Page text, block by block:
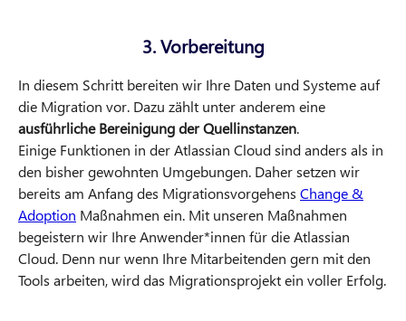
3. Vorbereitung
In diesem Schritt bereiten wir Ihre Daten und Systeme auf
die Migration vor. Dazu zählt unter anderem eine
ausführliche Bereinigung der Quellinstanzen.
Einige Funktionen in der Atlassian Cloud sind anders als in
den bisher gewohnten Umgebungen. Daher setzen wir
bereits am Anfang des Migrationsvorgehens Change &
Adoption Maßnahmen ein. Mit unseren Maßnahmen
begeistern wir Ihre Anwender*innen für die Atlassian
Cloud. Denn nur wenn Ihre Mitarbeitenden gern mit den
Tools arbeiten, wird das Migrationsprojekt ein voller Erfolg.